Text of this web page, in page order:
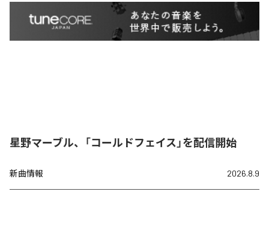
星野マーブル、「コールドフェイス」を配信開始
新曲情報 2026.8.9